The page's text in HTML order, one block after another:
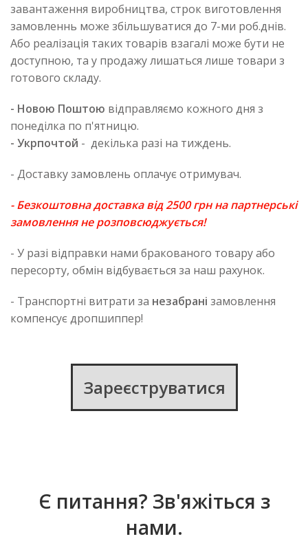
завантаження виробництва, строк виготовлення
замовленнь може збільшуватися до 7-ми роб.днів.
Або реалізація таких товарів взагалі може бути не
доступною, та у продажу лишаться лише товари з
готового складу.
- Новою Поштою відправляємо кожного дня з
понеділка по п'ятницю.
- Укрпочтой - декілька разі на тиждень.
- Доставку замовлень оплачує отримувач.
- Безкоштовна доставка від 2500 грн на партнерські
замовлення не розповсюджується!
- У разі відправки нами бракованого товару або
пересорту, обмін відбувається за наш рахунок.
- Транспортні витрати за незабрані замовлення
компенсує дропшиппер!
Зареєструватися
Є питання? Зв'яжіться з
нами.